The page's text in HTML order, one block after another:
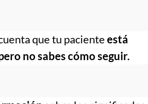
que tu paciente está
no sabes cómo seguir.